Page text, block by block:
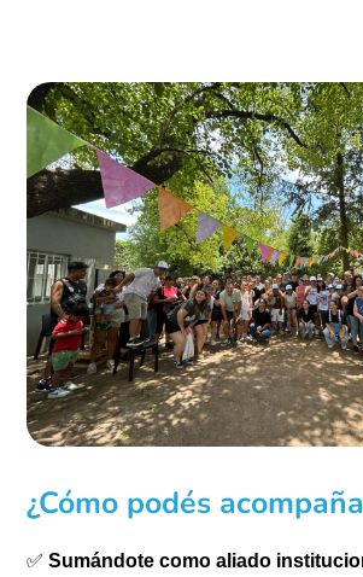
¿Cómo podés
✅Sumándote como aliado